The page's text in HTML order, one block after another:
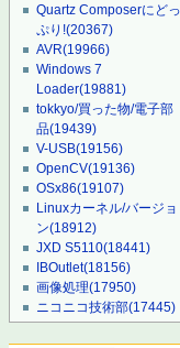
Quartz Composerにどっ
ぷり!(20367)
AVR(19966)
Windows 7
Loader(19881)
tokkyo/買った物/電子部
品(19439)
V-USB(19156)
OpenCV(19136)
OSx86(19107)
Linuxカーネル/バージョ
ン(18912)
JXD S5110(18441)
IBOutlet(18156)
画像処理(17950)
ニコニコ技術部(17445)